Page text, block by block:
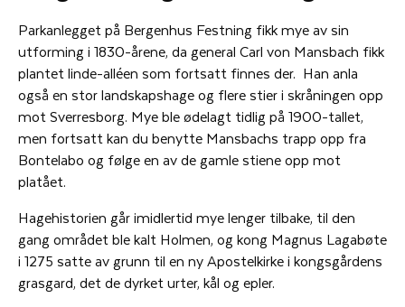
Parkanlegget på Bergenhus Festning fikk mye av sin
utforming i 1830-årene, da general Carl von Mansbach fikk
plantet linde-alléen som fortsatt finnes der. Han anla
også en stor landskapshage og flere stier i skråningen opp
mot Sverresborg. Mye ble ødelagt tidlig på 1900-tallet,
men fortsatt kan du benytte Mansbachs trapp opp fra
Bontelabo og følge en av de gamle stiene opp mot
platået.
Hagehistorien går imidlertid mye lenger tilbake, til den
gang området ble kalt Holmen, og kong Magnus Lagabøte
i 1275 satte av grunn til en ny Apostelkirke i kongsgårdens
grasgard, det de dyrket urter, kål og epler.